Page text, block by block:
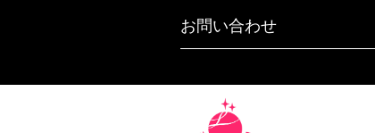
お問い合わせ